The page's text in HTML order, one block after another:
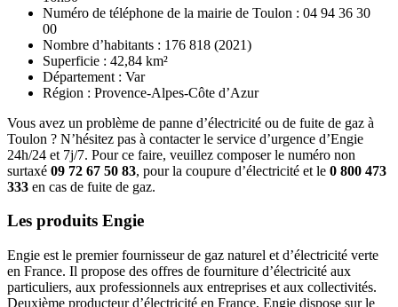
Numéro de téléphone de la mairie de Toulon : 04 94 36 30
00
Nombre d’habitants : 176 818 (2021)
Superficie : 42,84 km²
Département : Var
Région : Provence-Alpes-Côte d’Azur
Vous avez un problème de panne d’électricité ou de fuite de gaz à
Toulon ? N’hésitez pas à contacter le service d’urgence d’Engie
24h/24 et 7j/7. Pour ce faire, veuillez composer le numéro non
surtaxé 09 72 67 50 83, pour la coupure d’électricité et le 0 800 473
333 en cas de fuite de gaz.
Les produits Engie
Engie est le premier fournisseur de gaz naturel et d’électricité verte
en France. Il propose des offres de fourniture d’électricité aux
particuliers, aux professionnels aux entreprises et aux collectivités.
Deuxième producteur d’électricité en France, Engie dispose sur le